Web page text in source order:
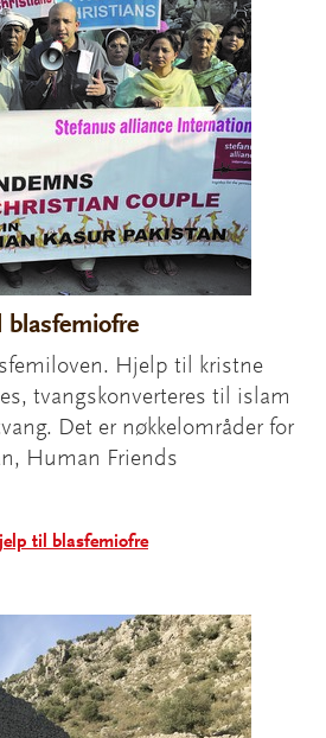
Hjelp til kristne
tvangskonverteres til islam
Det er nøkkelområder for
Human Friends
til blasfemiofre